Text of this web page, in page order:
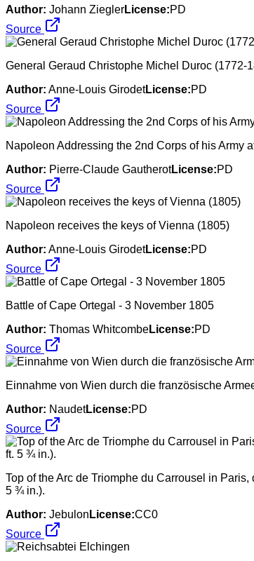
Author: Johann ZieglerLicense:PD
Source
General Geraud Christophe Michel Duroc
Author: Anne-Louis GirodetLicense:PD
Source
Napoleon Addressing the 2nd Corps of his Army
Author: Pierre-Claude GautherotLicense:PD
Source
Napoleon receives the keys of Vienna (1805)
Author: Anne-Louis GirodetLicense:PD
Source
Battle of Cape Ortegal - 3 November 1805
Author: Thomas WhitcombeLicense:PD
Source
Einnahme von Wien durch die französische
Author: NaudetLicense:PD
Source
Top of the Arc de Triomphe du Carrousel in
5 ¾ in.).
Author: Jebulon License:CC0
Source